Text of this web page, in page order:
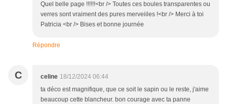
Quel belle page !!!!!!<br /> Toutes ces boules transparentes ou
verres sont vraiment des pures merveiiles !<br /> Merci à toi
Patricia <br /> Bises et bonne journée
Répondre
C celine 18/12/2024 06:44
ta déco est magnifique, que ce soit le sapin ou le reste, j'aime
beaucoup cette blancheur. bon courage avec ta panne